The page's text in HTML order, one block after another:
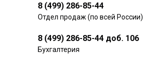
8 (499) 286-85-44
Отдел продаж (по всей России)
8 (499) 286-85-44 доб. 106
Бухгалтерия